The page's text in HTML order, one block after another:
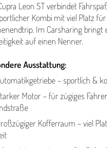
Leon ST verbindet
Kombi mit viel Platz
Im Carsharing bringt
auf einen Nenner.
Ausstattung:
– sportlich &
Motor – für zügiges
Kofferraum – viel